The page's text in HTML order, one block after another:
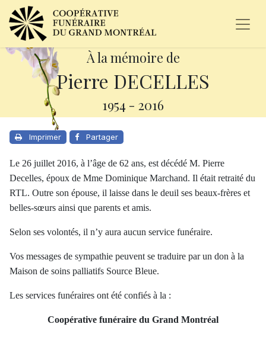
À la mémoire de
Pierre DECELLES
1954 - 2016
Imprimer Partager
Le 26 juillet 2016, à l’âge de 62 ans, est décédé M. Pierre
Decelles, époux de Mme Dominique Marchand. Il était retraité du
RTL. Outre son épouse, il laisse dans le deuil ses beaux-frères et
belles-sœurs ainsi que parents et amis.
Selon ses volontés, il n’y aura aucun service funéraire.
Vos messages de sympathie peuvent se traduire par un don à la
Maison de soins palliatifs Source Bleue.
Les services funéraires ont été confiés à la :
Coopérative funéraire du Grand Montréal